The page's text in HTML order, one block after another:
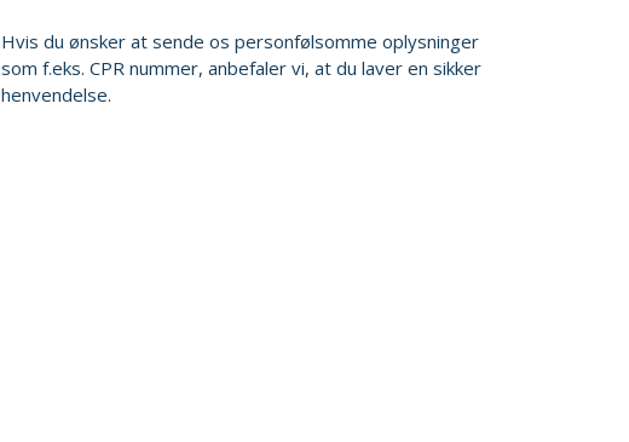
Hvis du ønsker at sende os personfølsomme oplysninger
som f.eks. CPR nummer, anbefaler vi, at du laver en sikker
henvendelse.